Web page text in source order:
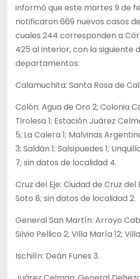
informó que este martes 9 de
notificaron 669 nuevos casos
cuales 244 corresponden a
425 al interior, con la siguiente
departamentos:
Calamuchita: Santa Rosa de
Colón: Agua de Oro 2; Colonia
Tirolesa 1; Estación Juárez
5; La Calera 1; Malvinas
3; Saldán 1; Salsipuedes 1;
7; sin datos de localidad 4.
Cruz del Eje: Ciudad de Cruz del
Soto 8; sin datos de localidad 2.
General San Martín: Arroyo
Silvio Pellico 2; Villa María 12;
Ischilín: Deán Funes 3.